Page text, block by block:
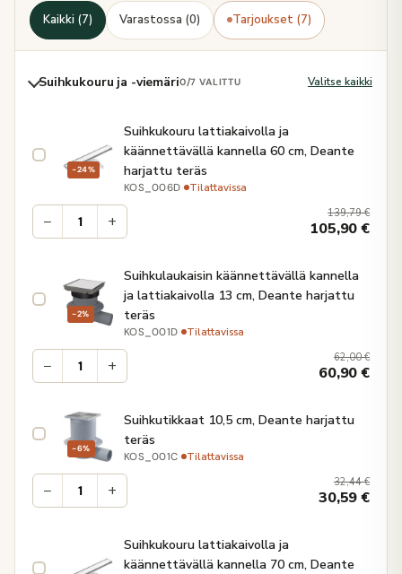
Kaikki (7) Varastossa (0) Tarjoukset (7)
Suihkukouru ja -viemäri0/7 VALITTU Valitse kaikki
−24%
Suihkukouru lattiakaivolla ja
käännettävällä kannella 60 cm, Deante
harjattu teräs
KOS_006D· Tilattavissa
− + 139,79€
105,90€
−2%
Suihkulaukaisin käännettävällä kannella
ja lattiakaivolla 13 cm, Deante harjattu
teräs
KOS_001D· Tilattavissa
− + 62,00€
60,90€
−6%
Suihkutikkaat 10,5 cm, Deante harjattu
teräs
KOS_001C· Tilattavissa
− + 32,44€
30,59€
Suihkukouru lattiakaivolla ja
käännettävällä kannella 70 cm, Deante